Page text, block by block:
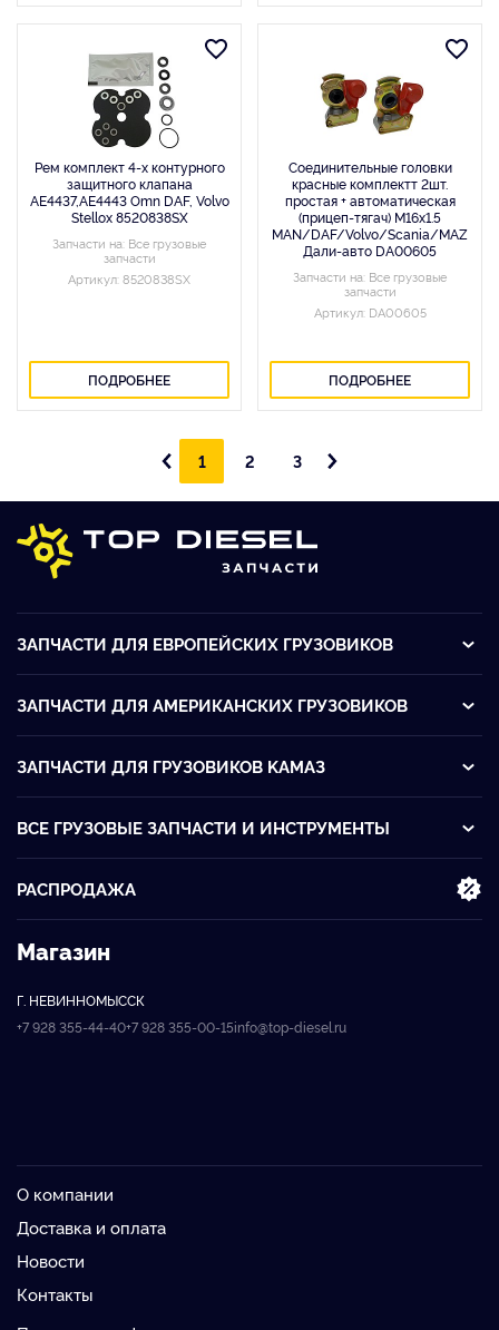
Рем комплект 4-х контурного
защитного клапана
AE4437,AE4443 Omn DAF, Volvo
Stellox 8520838SX
Запчасти на: Все грузовые
запчасти
Артикул: 8520838SX
ПОДРОБНЕЕ
Соединительные головки
красные комплектт 2шт.
простая + автоматическая
(прицеп-тягач) M16x1.5
MAN/DAF/Volvo/Scania/MAZ
Дали-авто DA00605
Запчасти на: Все грузовые
запчасти
Артикул: DA00605
ПОДРОБНЕЕ
1 2 3
ЗАПЧАСТИ ДЛЯ ЕВРОПЕЙСКИХ ГРУЗОВИКОВ
ЗАПЧАСТИ ДЛЯ АМЕРИКАНСКИХ ГРУЗОВИКОВ
ЗАПЧАСТИ ДЛЯ ГРУЗОВИКОВ KАМАЗ
ВСЕ ГРУЗОВЫЕ ЗАПЧАСТИ И ИНСТРУМЕНТЫ
РАСПРОДАЖА
Магазин
Г. НЕВИННОМЫССК
+7 928 355-44-40+7 928 355-00-15info@top-diesel.ru
О компании
Доставка и оплата
Новости
Контакты